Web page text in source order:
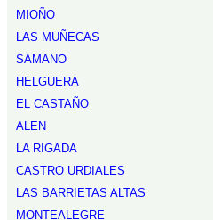
MIOÑO
LAS MUÑECAS
SAMANO
HELGUERA
EL CASTAÑO
ALEN
LA RIGADA
CASTRO URDIALES
LAS BARRIETAS ALTAS
MONTEALEGRE